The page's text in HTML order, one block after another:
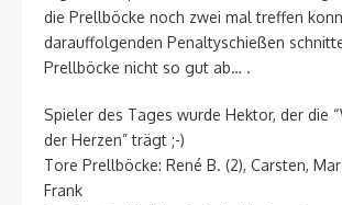
die Prellböcke noch zwei mal treffen
darauffolgenden Penaltyschießen
Prellböcke nicht so gut ab… .
Spieler des Tages wurde Hektor, der die
der Herzen” trägt ;-)
Tore Prellböcke: René B. (2), Carsten,
Frank